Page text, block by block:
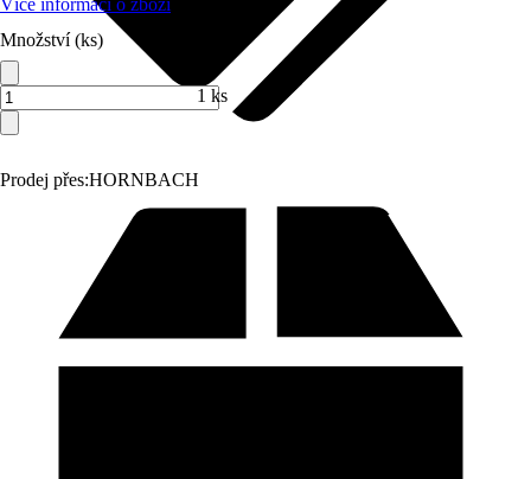
Prodej přes:HORNBACH
Více informací o zboží
Množství (ks)
1 ks